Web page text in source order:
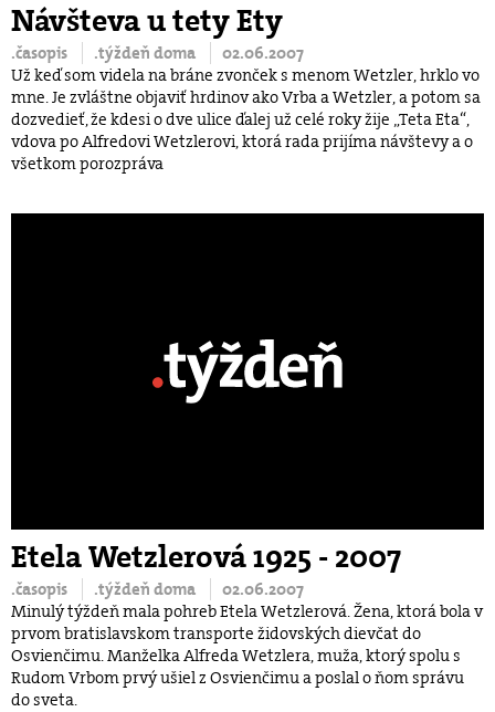
Návšteva u tety Ety
.časopis .týždeň doma
02.06.2007
Už keď som videla na bráne zvonček s menom Wetzler, hrklo vo
mne. Je zvláštne objaviť hrdinov ako Vrba a Wetzler, a potom sa
dozvedieť, že kdesi o dve ulice ďalej už celé roky žije „Teta Eta“,
vdova po Alfredovi Wetzlerovi, ktorá rada prijíma návštevy a o
všetkom porozpráva
Etela Wetzlerová 1925 - 2007
.časopis .týždeň doma
02.06.2007
Minulý týždeň mala pohreb Etela Wetzlerová. Žena, ktorá bola v
prvom bratislavskom transporte židovských dievčat do
Osvienčimu. Manželka Alfreda Wetzlera, muža, ktorý spolu s
Rudom Vrbom prvý ušiel z Osvienčimu a poslal o ňom správu
do sveta.